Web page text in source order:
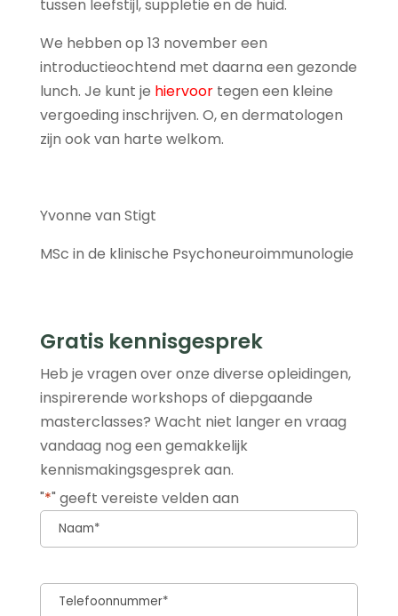
tussen leefstijl, suppletie en de huid.
We hebben op 13 november een
introductieochtend met daarna een gezonde
lunch. Je kunt je hiervoor tegen een kleine
vergoeding inschrijven. O, en dermatologen
zijn ook van harte welkom.
Yvonne van Stigt
MSc in de klinische Psychoneuroimmunologie
Gratis kennisgesprek
Heb je vragen over onze diverse opleidingen,
inspirerende workshops of diepgaande
masterclasses? Wacht niet langer en vraag
vandaag nog een gemakkelijk
kennismakingsgesprek aan.
"*" geeft vereiste velden aan
Naam*
Telefoon*